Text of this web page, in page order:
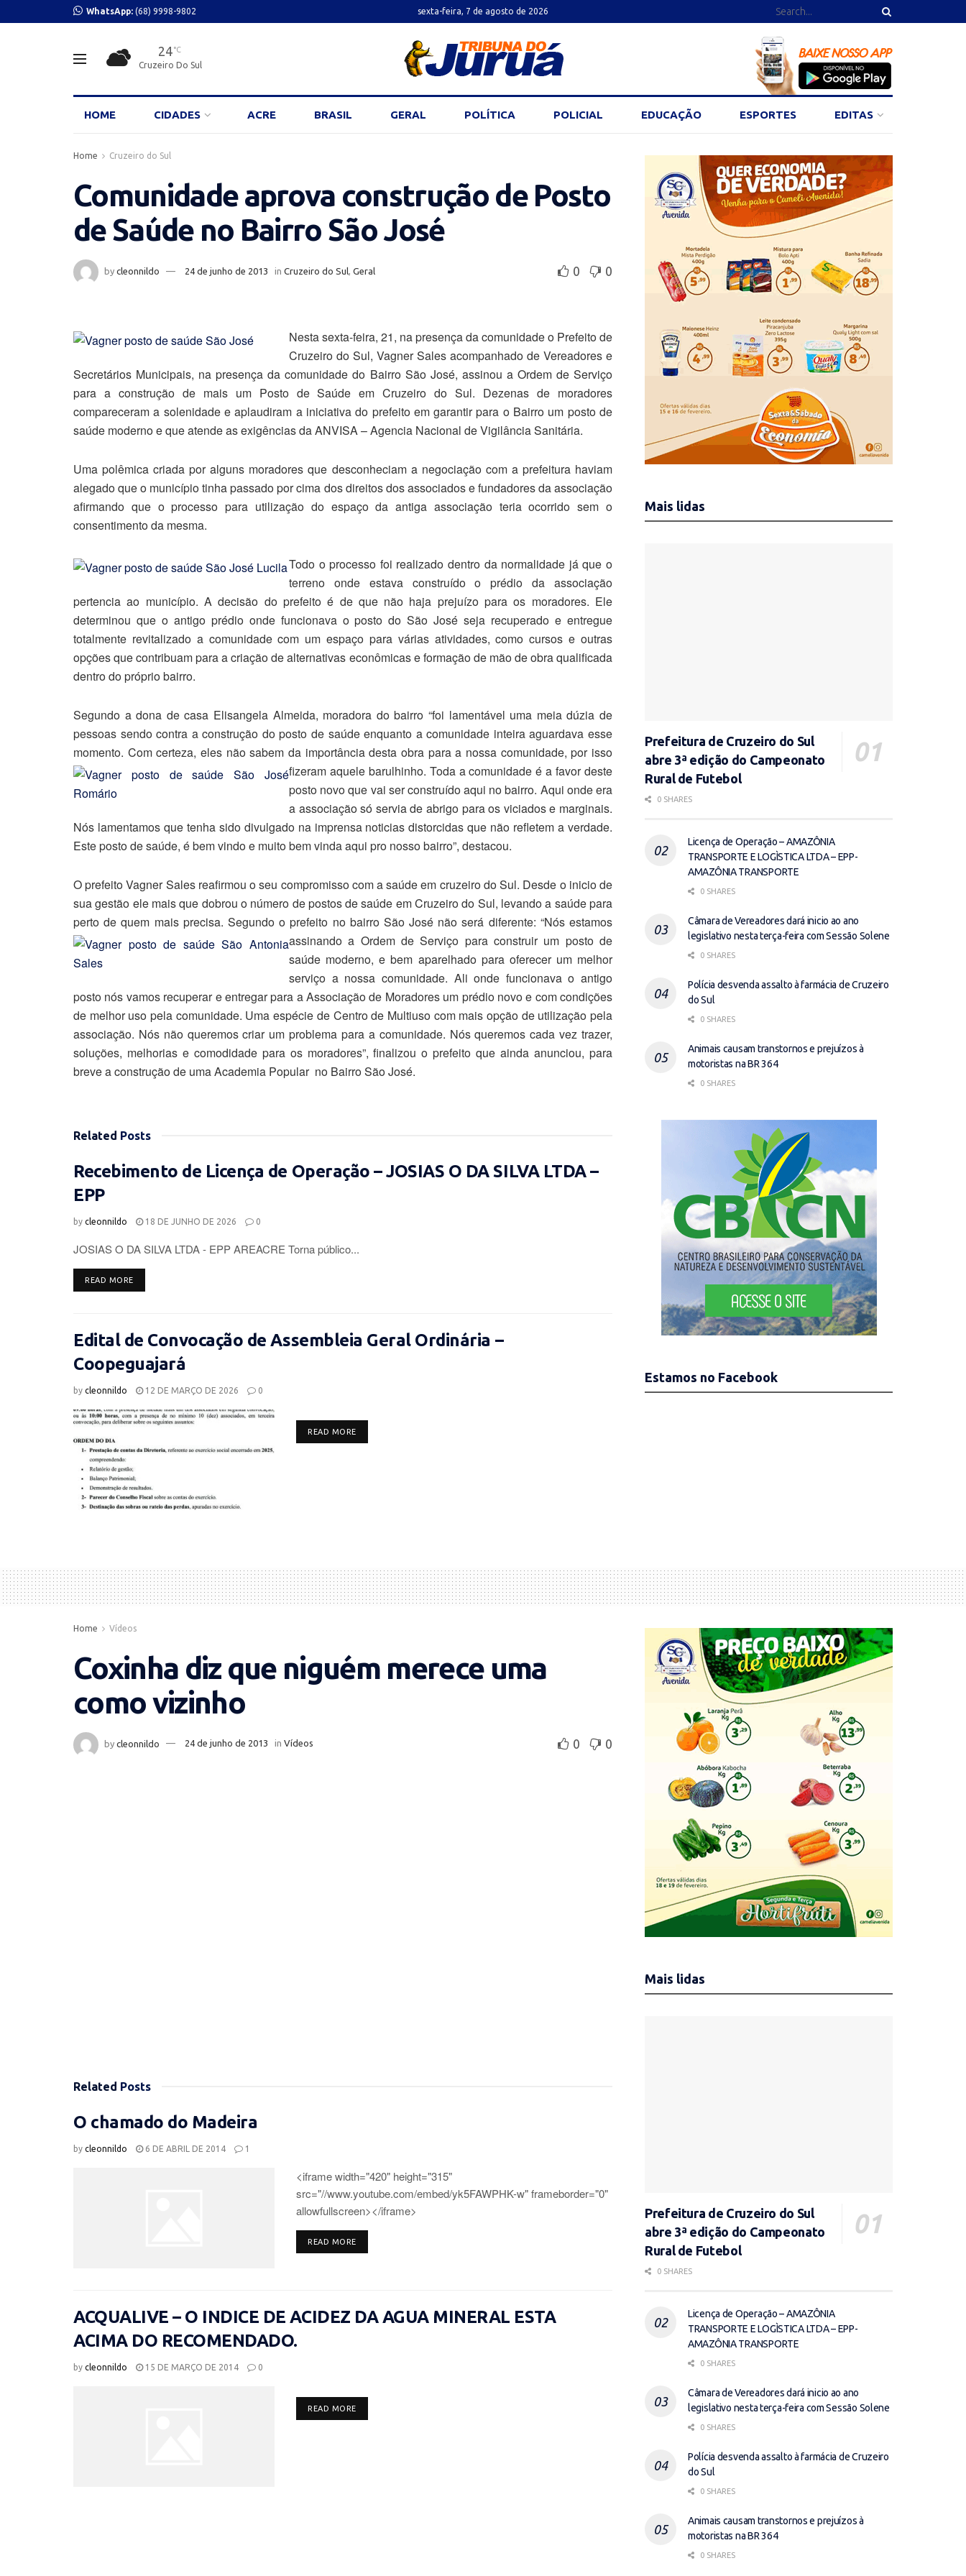
WhatsApp: (68) 9998-9802 sexta-feira, 7 de agosto de 2026
24 °C
Cruzeiro Do Sul
HOME CIDADES ACRE BRASIL GERAL POLÍTICA POLICIAL EDUCAÇÃO ESPORTES EDITAS
Home Cruzeiro do Sul
Comunidade aprova construção de Posto
de Saúde no Bairro São José
by cleonnildo 24 de junho de 2013 in Cruzeiro do Sul Geral 0 0
Nesta sexta-feira, 21, na presença da comunidade o Prefeito de
Cruzeiro do Sul, Vagner Sales acompanhado de Vereadores e
Secretários Municipais, na presença da comunidade do Bairro São José, assinou a Ordem de Serviço
para a construção de mais um Posto de Saúde em Cruzeiro do Sul. Dezenas de moradores
compareceram a solenidade e aplaudiram a iniciativa do prefeito em garantir para o Bairro um posto de
saúde moderno e que atende as exigências da ANVISA – Agencia Nacional de Vigilância Sanitária.
Uma polêmica criada por alguns moradores que desconheciam a negociação com a prefeitura haviam
alegado que o município tinha passado por cima dos direitos dos associados e fundadores da associação
afirmando que o processo para utilização do espaço da antiga associação teria ocorrido sem o
consentimento da mesma.
Todo o processo foi realizado dentro da normalidade já que o
terreno onde estava construído o prédio da associação
pertencia ao município. A decisão do prefeito é de que não haja prejuízo para os moradores. Ele
determinou que o antigo prédio onde funcionava o posto do São José seja recuperado e entregue
totalmente revitalizado a comunidade com um espaço para várias atividades, como cursos e outras
opções que contribuam para a criação de alternativas econômicas e formação de mão de obra qualificada
dentro do próprio bairro.
Segundo a dona de casa Elisangela Almeida, moradora do bairro “foi lamentável uma meia dúzia de
pessoas sendo contra a construção do posto de saúde enquanto a comunidade inteira aguardava esse
momento. Com certeza, eles não sabem da importância desta obra para a nossa comunidade, por isso
fizeram aquele barulhinho. Toda a comunidade é a favor deste
posto novo que vai ser construído aqui no bairro. Aqui onde era
a associação só servia de abrigo para os viciados e marginais.
Nós lamentamos que tenha sido divulgado na imprensa noticias distorcidas que não refletem a verdade.
Este posto de saúde, é bem vindo e muito bem vinda aqui pro nosso bairro”, destacou.
O prefeito Vagner Sales reafirmou o seu compromisso com a saúde em cruzeiro do Sul. Desde o inicio de
sua gestão ele mais que dobrou o número de postos de saúde em Cruzeiro do Sul, levando a saúde para
perto de quem mais precisa. Segundo o prefeito no bairro São José não será diferente: “Nós estamos
assinando a Ordem deServiço para construir um posto de
saúde moderno, e bem aparelhado para oferecer um melhor
serviço a nossa comunidade. Ali onde funcionava o antigo
posto nós vamos recuperar e entregar para a Associação de Moradores um prédio novo e com condições
de melhor uso pela comunidade. Uma espécie de Centro de Multiuso com mais opção de utilização pela
associação. Nós não queremos criar um problema para a comunidade. Nós queremos cada vez trazer,
soluções, melhorias e comodidade para os moradores”, finalizou o prefeito que ainda anunciou, para
breve a construção de uma Academia Popular no Bairro São José.
Related Posts
Recebimento de Licença de Operação – JOSIAS O DA SILVA LTDA –
EPP
by cleonnildo 18 DE JUNHO DE 2026 0
JOSIAS O DA SILVA LTDA - EPP AREACRE Torna público...
READ MOREDETAILS
Edital de Convocação de Assembleia Geral Ordinária –
Coopeguajará
by cleonnildo 12 DE MARÇO DE 2026 0
READ MOREDETAILS
Mais lidas
Prefeitura de Cruzeiro do Sul
abre 3ª edição do Campeonato
Rural de Futebol
0 SHARES
Licença de Operação – AMAZÔNIA
TRANSPORTE E LOGÌSTICA LTDA – EPP-
AMAZÔNIA TRANSPORTE
0 SHARES
Câmara de Vereadores dará inicio ao ano
legislativo nesta terça-feira com Sessão Solene
0 SHARES
Polícia desvenda assalto à farmácia de Cruzeiro
do Sul
0 SHARES
Animais causam transtornos e prejuízos à
motoristas na BR 364
0 SHARES
Estamos no Facebook
Home Vídeos
Coxinha diz que niguém merece uma
como vizinho
by cleonnildo 24 de junho de 2013 in Vídeos 0 0
Related Posts
O chamado do Madeira
by cleonnildo 6 DE ABRIL DE 2014 1
<iframe width="420" height="315"
src="//www.youtube.com/embed/yk5FAWPHK-w" frameborder="0"
allowfullscreen></iframe>
READ MOREDETAILS
ACQUALIVE – O INDICE DE ACIDEZ DA AGUA MINERAL ESTA
ACIMA DO RECOMENDADO.
by cleonnildo 15 DE MARÇO DE 2014 0
READ MOREDETAILS
Mais lidas
Prefeitura de Cruzeiro do Sul
abre 3ª edição do Campeonato
Rural de Futebol
0 SHARES
Licença de Operação – AMAZÔNIA
TRANSPORTE E LOGÌSTICA LTDA – EPP-
AMAZÔNIA TRANSPORTE
0 SHARES
Câmara de Vereadores dará inicio ao ano
legislativo nesta terça-feira com Sessão Solene
0 SHARES
Polícia desvenda assalto à farmácia de Cruzeiro
do Sul
0 SHARES
Animais causam transtornos e prejuízos à
motoristas na BR 364
0 SHARES